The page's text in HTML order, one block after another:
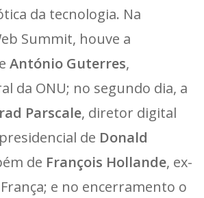
da tecnologia. Na
Summit, houve a
António Guterres,
da ONU; no segundo dia, a
Parscale, diretor digital
de Donald
de François Hollande, ex-
e no encerramento o